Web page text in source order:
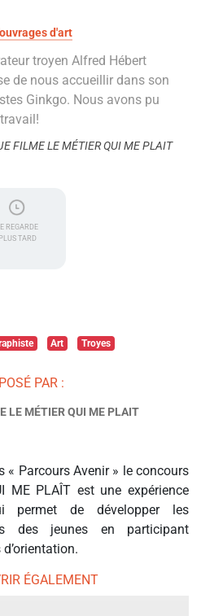
d'art
troyen Alfred Hébert
de nous accueillir dans son
Ginkgo. Nous avons pu
FILME LE MÉTIER QUI ME PLAIT
REGARDE
PLUS TARD
Art Troyes
PAR :
LE MÉTIER QUI ME PLAIT
« Parcours Avenir » le concours
ME PLAÎT est une expérience
permet de développer les
des jeunes en participant
ÉGALEMENT